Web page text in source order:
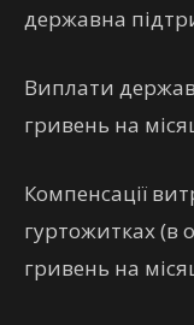
державна
Виплати
гривень на
Компенсації
гуртожитках (в
гривень на